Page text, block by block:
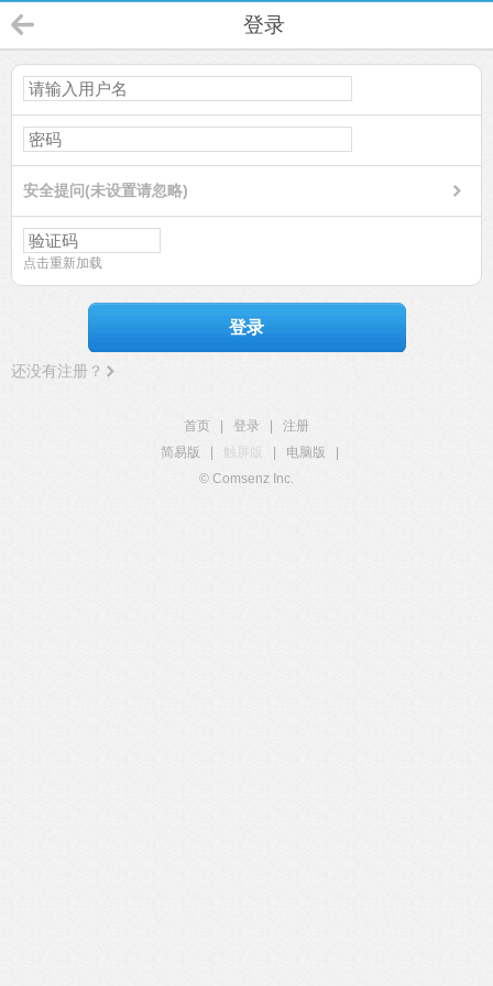
登录
安全提问(未设置请忽略)
点击重新加载
登录
还没有注册？
首页 登录
注册
简易版
触屏版 电脑版
© Comsenz Inc.